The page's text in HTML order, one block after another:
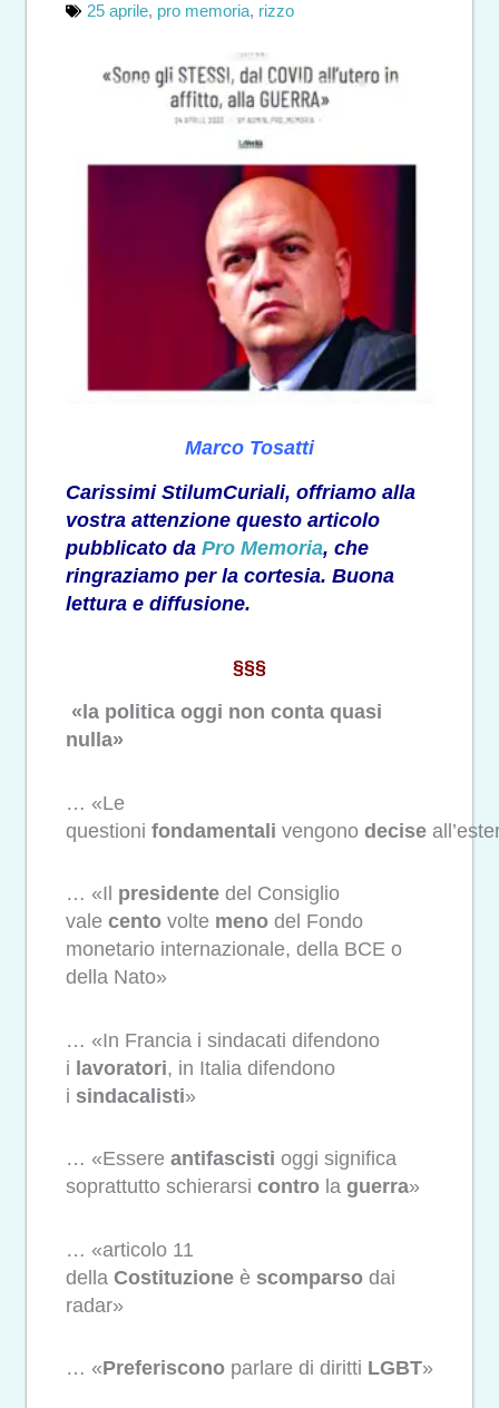
25 aprile, pro memoria, rizzo
Marco Tosatti
Carissimi StilumCuriali, offriamo alla
vostra attenzione questo articolo
pubblicato da Pro Memoria, che
ringraziamo per la cortesia. Buona
lettura e diffusione.
§§§
«la politica oggi non conta quasi
nulla»
… «Le
questioni fondamentali vengono decise
… «Il presidente del Consiglio
vale cento volte meno del Fondo
monetario internazionale, della BCE o
della Nato»
… «In Francia i sindacati difendono
i lavoratori, in Italia difendono
i sindacalisti»
… «Essere antifascisti oggi significa
soprattutto schierarsi contro la guerra»
… «articolo 11
della Costituzione è scomparso dai
radar»
… «Preferiscono parlare di diritti LGBT»